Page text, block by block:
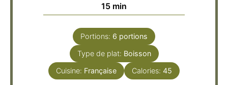
15minutes
min
Portions: 6 portions
Type de plat: Boisson
Cuisine: Française Calories: 45